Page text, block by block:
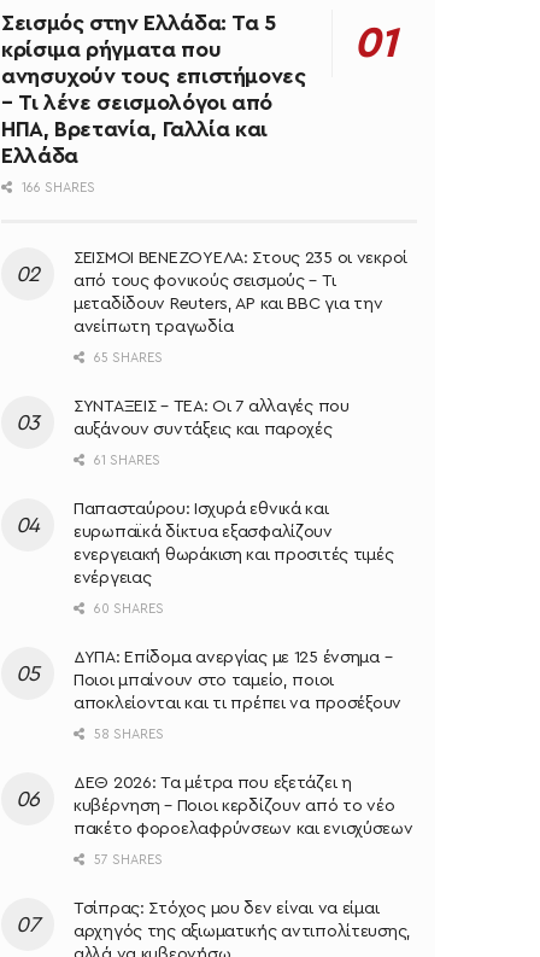
Σεισμός στην Ελλάδα: Τα 5
κρίσιμα ρήγματα που
ανησυχούν τους επιστήμονες
– Τι λένε σεισμολόγοι από
ΗΠΑ, Βρετανία, Γαλλία και
Ελλάδα
166 SHARES
ΣΕΙΣΜΟΙ ΒΕΝΕΖΟΥΕΛΑ: Στους 235 οι νεκροί
από τους φονικούς σεισμούς – Τι
μεταδίδουν Reuters, AP και BBC για την
ανείπωτη τραγωδία
65 SHARES
ΣΥΝΤΑΞΕΙΣ – ΤΕΑ: Οι 7 αλλαγές που
αυξάνουν συντάξεις και παροχές
61 SHARES
Παπασταύρου: Ισχυρά εθνικά και
ευρωπαϊκά δίκτυα εξασφαλίζουν
ενεργειακή θωράκιση και προσιτές τιμές
ενέργειας
60 SHARES
ΔΥΠΑ: Επίδομα ανεργίας με 125 ένσημα –
Ποιοι μπαίνουν στο ταμείο, ποιοι
αποκλείονται και τι πρέπει να προσέξουν
58 SHARES
ΔΕΘ 2026: Τα μέτρα που εξετάζει η
κυβέρνηση – Ποιοι κερδίζουν από το νέο
πακέτο φοροελαφρύνσεων και ενισχύσεων
57 SHARES
Τσίπρας: Στόχος μου δεν είναι να είμαι
αρχηγός της αξιωματικής αντιπολίτευσης,